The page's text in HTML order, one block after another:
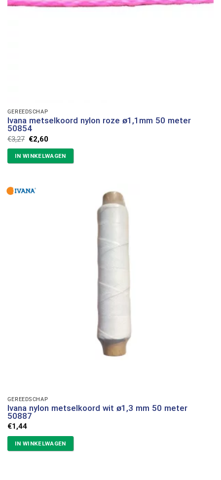
GEREEDSCHAP
Ivana metselkoord nylon roze ø1,1mm 50 meter
50854
€3,27 Oorspronkelijke
prijs
was:
€3,27.
€2,60Huidige
is:
€2,60.
IN WINKELWAGEN
GEREEDSCHAP
Ivana nylon metselkoord wit ø1,3 mm 50 meter
50887
€1,44
IN WINKELWAGEN